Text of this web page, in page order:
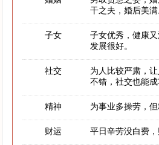
干之夫，婚后美满
子女
子女优秀，健康
发展很好。
社交
为人比较严肃，
不错，社交也能成
精神 为事业多操劳，但
财运 平日辛劳没白费，